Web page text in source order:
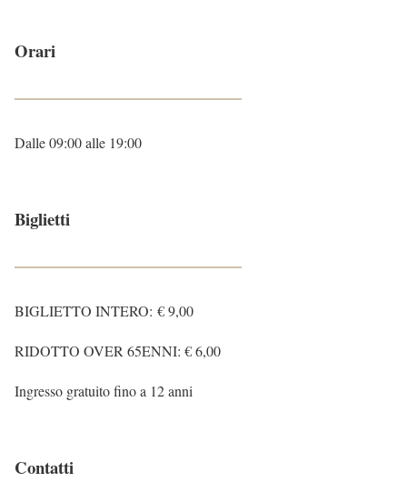
Orari
Dalle 09:00 alle 19:00
Biglietti
BIGLIETTO INTERO: € 9,00
RIDOTTO OVER 65ENNI: € 6,00
Ingresso gratuito fino a 12 anni
Contatti